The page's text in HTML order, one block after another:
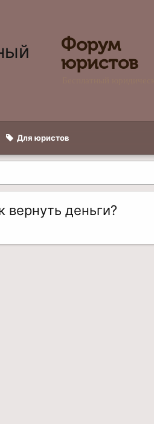
Форум
юристов
Для юристов
деньги?